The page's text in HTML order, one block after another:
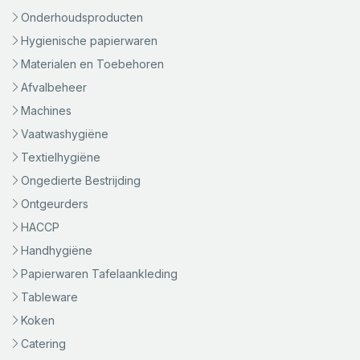
Onderhoudsproducten
Hygienische papierwaren
Materialen en Toebehoren
Afvalbeheer
Machines
Vaatwashygiëne
Textielhygiëne
Ongedierte Bestrijding
Ontgeurders
HACCP
Handhygiëne
Papierwaren Tafelaankleding
Tableware
Koken
Catering